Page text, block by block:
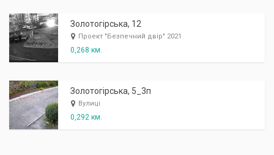
Золотогірська, 12
Проект "Безпечний двір" 2021
0,268 км.
Золотогірська, 5_3п
Вулиці
0,292 км.